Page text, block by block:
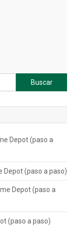
Buscar:
Depot (paso a
Depot (paso a paso)
Depot (paso a
(paso a paso)